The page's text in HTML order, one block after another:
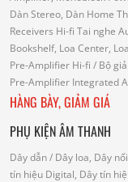
Dàn Stereo, Dàn Home
Receivers Hi-fi Tai nghe
Bookshelf, Loa Center,
Pre-Amplifier Hi-fi / Bộ
Pre-Amplifier Integrated
HÀNG BÀY, GIẢM GIÁ
PHỤ KIỆN ÂM THANH
Dây dẫn/ Dây loa, Dây
tín hiệu Digital, Dây tín